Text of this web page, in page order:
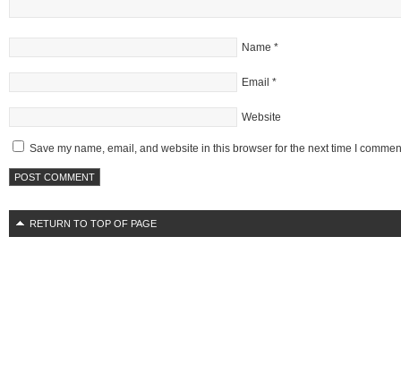
Name *
Email *
Website
Save my name, email, and website in this browser for the next time I
RETURN TO TOP OF PAGE